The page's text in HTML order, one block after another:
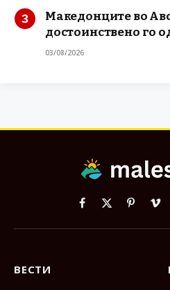
Македонците во
достоинствено го
03/08/2026
Facebook
X
Pinterest
ВЕСТИ